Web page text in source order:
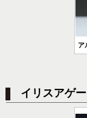
ア
イリスアゲ